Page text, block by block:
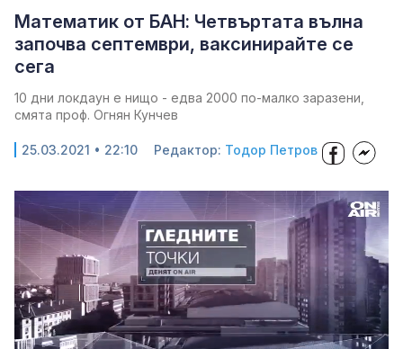
Математик от БАН: Четвъртата вълна
започва септември, ваксинирайте се
сега
10 дни локдаун е нищо - едва 2000 по-малко заразени,
смята проф. Огнян Кунчев
25.03.2021 • 22:10 Редактор: Тодор Петров